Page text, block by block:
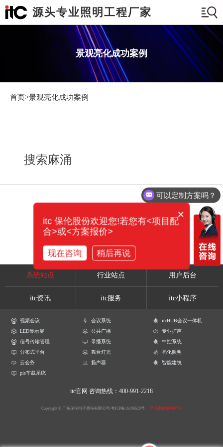
源头专业照明工程厂家
景观亮化成功案例
首页>景观亮化成功案例
搜索麻涌
系统站点 行业站点 用户后台
itc资讯 itc服务 itc小程序
视频会议 会议系统
itcHUB会议一体机
LED显示屏
公共广播
专业扩声
信号传输管理
录播系统
中控系统
分布式平台
舞台灯光
亮化照明
云会务
扬声器
智能建筑
pis车载系统
itc官网 咨询热线：400-991-2218
Copyright © 广东保伦电子股份有限公司 粤ICP备16106620号 产品参数解释声明
可以定制方案吗？
×
itc 保伦股份欢迎您!若您有<项目配
合>或<方案报价>
现在咨询 稍后再说